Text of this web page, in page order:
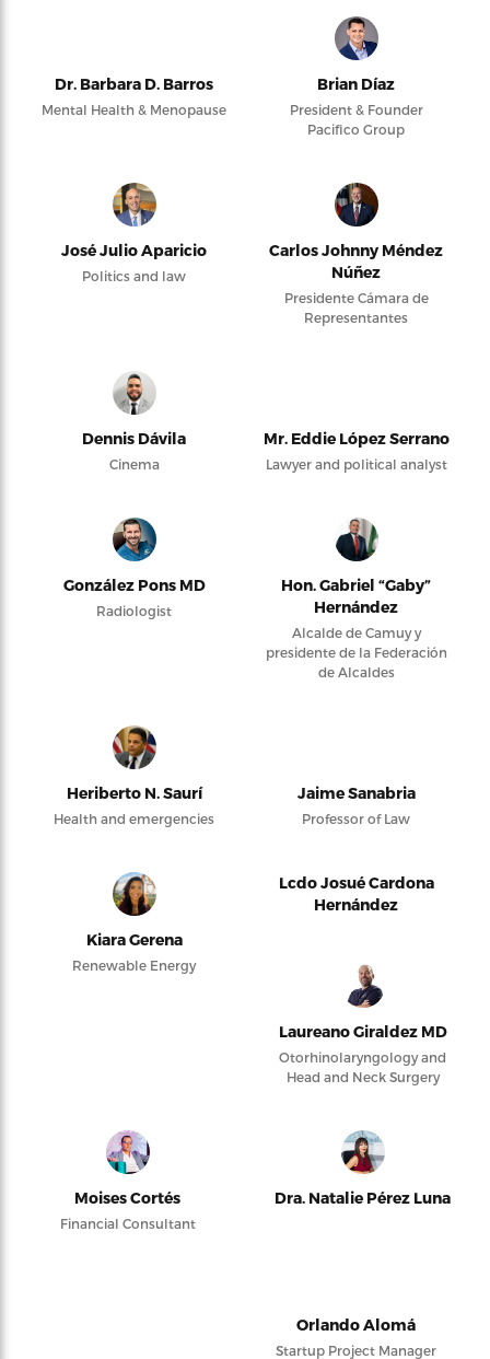
Dr. Barbara D. Barros
Mental Health & Menopause
Brian Díaz
President & Founder
Pacifico Group
José Julio Aparicio
Politics and law
Carlos Johnny Méndez
Núñez
Presidente Cámara de
Representantes
Dennis Dávila
Cinema
Mr. Eddie López Serrano
Lawyer and political analyst
González Pons MD
Radiologist
Hon. Gabriel “Gaby”
Hernández
Alcalde de Camuy y
presidente de la Federación
de Alcaldes
Heriberto N. Saurí
Health and emergencies
Jaime Sanabria
Professor of Law
Kiara Gerena
Renewable Energy
Lcdo Josué Cardona
Hernández
Laureano Giraldez MD
Otorhinolaryngology and
Head and Neck Surgery
Moises Cortés
Financial Consultant
Dra. Natalie Pérez Luna
Orlando Alomá
Startup Project Manager